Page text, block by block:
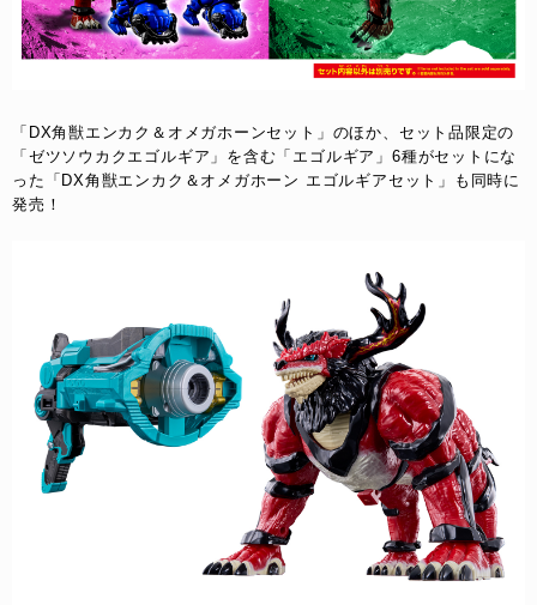
「DX角獣エンカク＆オメガホーンセット」のほか、セット品限定の
「ゼツソウカクエゴルギア」を含む「エゴルギア」6種がセットにな
った「DX角獣エンカク＆オメガホーン エゴルギアセット」も同時に
発売！